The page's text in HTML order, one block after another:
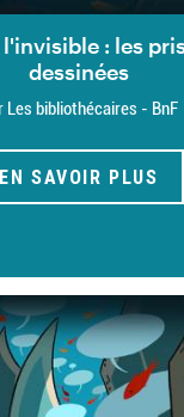
: les
dessinées
Les bibliothécaires - BnF
EN SAVOIR PLUS